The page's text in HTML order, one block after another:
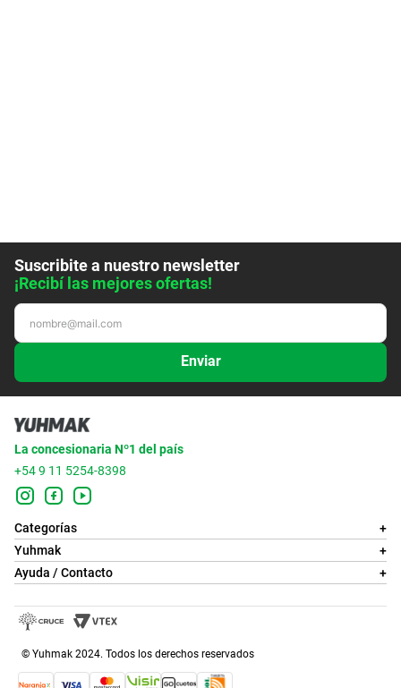
Suscribite a nuestro newsletter
¡Recibí las mejores ofertas!
Enviar
La concesionaria Nº1 del país
+54 9 11 5254-8398
Categorías
+
Yuhmak
+
Ayuda / Contacto
+
© Yuhmak 2024. Todos los derechos reservados